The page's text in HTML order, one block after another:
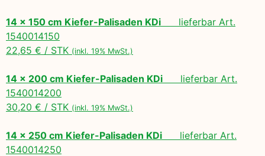
14 x 150 cm Kiefer-Palisaden KDi lieferbar Art.
1540014150
22,65 € / STK (inkl. 19% MwSt.)
14 x 200 cm Kiefer-Palisaden KDi lieferbar Art.
1540014200
30,20 € / STK (inkl. 19% MwSt.)
14 x 250 cm Kiefer-Palisaden KDi lieferbar Art.
1540014250